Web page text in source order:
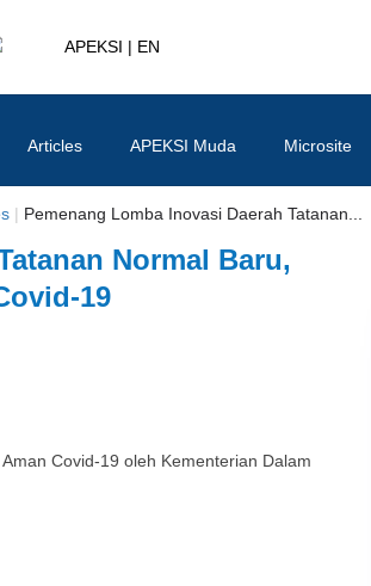
| EN
Articles APEKSI Muda Microsite
| Pemenang Lomba Inovasi Daerah Tatanan...
Normal Baru,
19
Covid-19 oleh Kementerian Dalam